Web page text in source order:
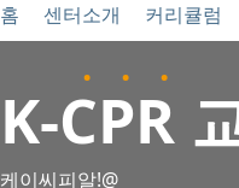
홈
센터소개 커리큘럼
. . .
K-CPR
케이씨피알!@